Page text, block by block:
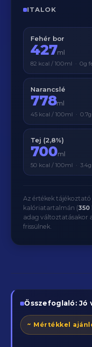
ITALOK
Fehér bor
427ml
82 kcal / 100ml · 0g
Narancslé
778ml
45 kcal / 100ml ·
Tej (2,8%)
700ml
50 kcal / 100ml ·
Az értékek tájékoztató
kalóriatartalmán (350
adag változtatásakor
frissülnek.
Összefoglaló: Jó
~ Mértékkel